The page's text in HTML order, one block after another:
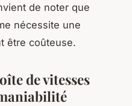
de noter que
nécessite une
être coûteuse.
de vitesses